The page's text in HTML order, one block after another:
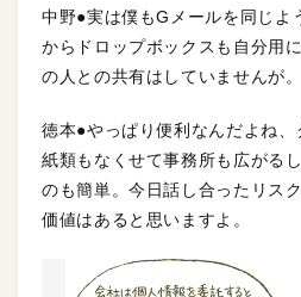
中野●実は僕もGメールを同じよ
からドロップボックスも自分用
の人との共有はしていませんが。
徳本●やっぱり便利なんだよね、
紙類もなくせて事務所も広がる
のも簡単。今日話し合ったリス
価値はあると思いますよ。